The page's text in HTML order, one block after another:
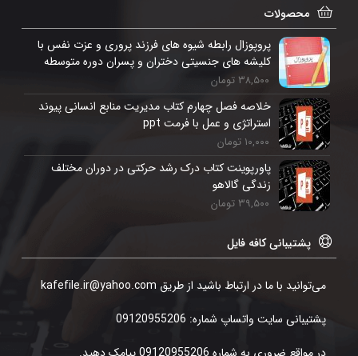
محصولات
پروپوزال رابطه شیوه های فرزند پروری و عزت نفس با
کلیشه های جنسیتی دختران و پسران دوره متوسطه
۳۸,۵۰۰ تومان
خلاصه فصل چهارم کتاب مدیریت منابع انسانی پیوند
استراتژی و عمل با فرمت ppt
۱۰,۰۰۰ تومان
پاورپوینت کتاب درک رشد حرکتی در دوران مختلف
زندگی گالاهو
۳۹,۵۰۰ تومان
پشتیبانی کافه فایل
می‌توانید با ما در ارتباط باشید از طریق kafefile.ir@yahoo.com
پشتیبانی سایت واتساپ شماره: 09120955206